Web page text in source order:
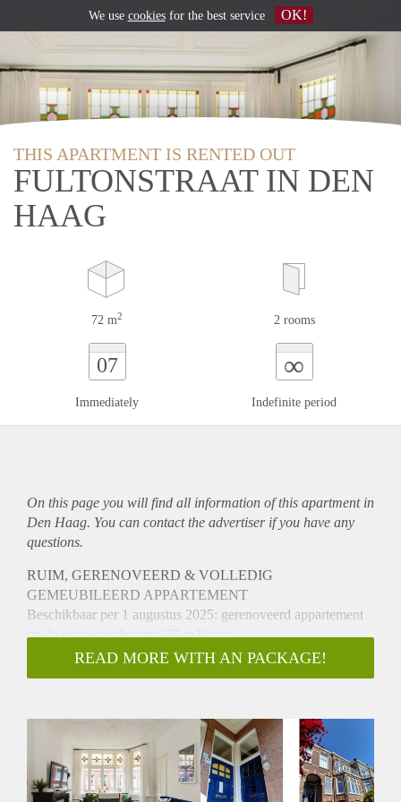
THIS APARTMENT IS RENTED OUT
FULTONSTRAAT IN DEN
HAAG
72 m2 2 rooms
07
Immediately
∞
Indefinite period
On this page you will find all information of this apartmentin
Den Haag. You can contact the advertiser if you have any
questions.
RUIM, GERENOVEERD & VOLLEDIG
GEMEUBILEERD APPARTEMENT
Beschikbaar per 1 augustus 2025: gerenoveerd appartement
op de eerste verdieping (78 m2) met
originele details, volledig ingericht met modern comfort.
Nabij het centrum van Den Haag,
behulpzame Canadese/Nederlandse eigenaren, die in de buurt
INDELING
Een buitentrap leidt naar de eigen ingang van dit historische
READ MORE WITH AN PACKAGE!
We use cookiesfor the best service OK!